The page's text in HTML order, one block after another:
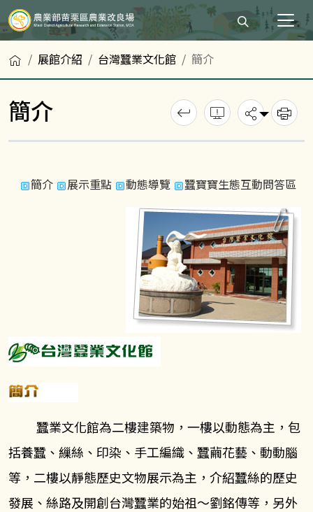
打開搜尋輸入
首頁展館介紹 台灣蠶業文化館 簡介
簡介 回上一頁錯誤回報
分享
列
簡介 展示重點 動態導覽 蠶寶寶生態互動問答區
蠶業文化館為二樓建築物，一樓以動態為主，包
括養蠶、繅絲、印染、手工編織、蠶繭花藝、動動腦
等，二樓以靜態歷史文物展示為主，介紹蠶絲的歷史
發展、絲路及開創台灣蠶業的始祖～劉銘傳等，另外